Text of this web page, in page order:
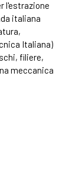
l'estrazione
italiana
Italiana)
filiere,
meccanica